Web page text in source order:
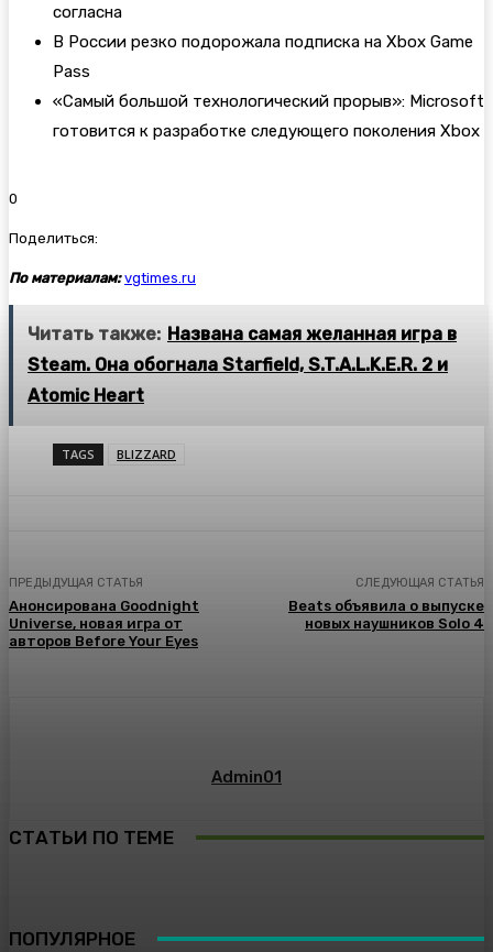
согласна
В России резко подорожала подписка на Xbox Game
Pass
«Самый большой технологический прорыв»: Microsoft
готовится к разработке следующего поколения Xbox
0
Поделиться:
По материалам: vgtimes.ru
Читать также: Названа самая желанная игра в
Steam. Она обогнала Starfield, S.T.A.L.K.E.R. 2 и
Atomic Heart
TAGS BLIZZARD
ПРЕДЫДУЩАЯ СТАТЬЯ
Анонсирована Goodnight
Universe, новая игра от
авторов Before Your Eyes
СЛЕДУЮЩАЯ СТАТЬЯ
Beats объявила о выпуске
новых наушников Solo 4
Admin01
СТАТЬИ ПО ТЕМЕ
ПОПУЛЯРНОЕ